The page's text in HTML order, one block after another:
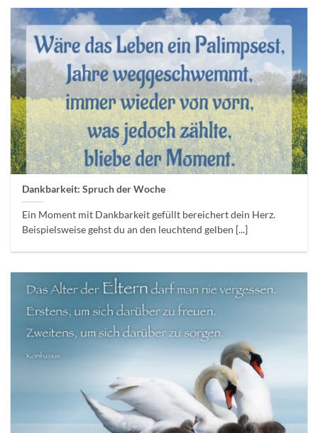
Dankbarkeit: Spruch der Woche
Ein Moment mit Dankbarkeit gefüllt bereichert dein Herz.
Beispielsweise gehst du an den leuchtend gelben [...]